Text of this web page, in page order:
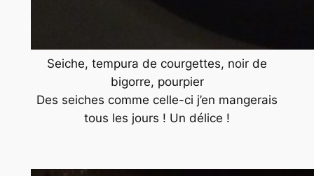
Seiche, tempura de courgettes, noir de
bigorre, pourpier
Des seiches comme celle-ci j’en mangerais
tous les jours ! Un délice !